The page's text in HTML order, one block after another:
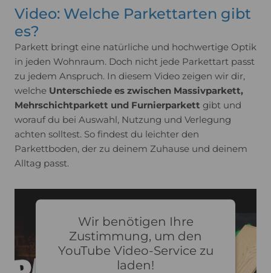
und ihre Verarbeitung bis ins Detail und kann
dich passgenau und praxisnah beraten.
Video: Welche Parkettarten gibt
es?
Parkett bringt eine natürliche und hochwertige Optik
in jeden Wohnraum. Doch nicht jede Parkettart passt
zu jedem Anspruch. In diesem Video zeigen wir dir,
welche Unterschiede es zwischen Massivparkett,
Mehrschichtparkett und Furnierparkett gibt und
worauf du bei Auswahl, Nutzung und Verlegung
achten solltest. So findest du leichter den
Parkettboden, der zu deinem Zuhause und deinem
Alltag passt.
Wir benötigen Ihre
Zustimmung, um den
YouTube Video-Service zu
laden!